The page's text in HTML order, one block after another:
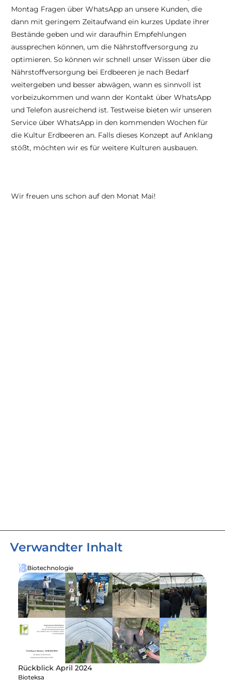
Montag Fragen über WhatsApp an unsere Kunden, die
dann mit geringem Zeitaufwand ein kurzes Update ihrer
Bestände geben und wir daraufhin Empfehlungen
aussprechen können, um die Nährstoffversorgung zu
optimieren. So können wir schnell unser Wissen über die
Nährstoffversorgung bei Erdbeeren je nach Bedarf
weitergeben und besser abwägen, wann es sinnvoll ist
vorbeizukommen und wann der Kontakt über WhatsApp
und Telefon ausreichend ist. Testweise bieten wir unseren
Service über WhatsApp in den kommenden Wochen für
die Kultur Erdbeeren an. Falls dieses Konzept auf Anklang
stößt, möchten wir es für weitere Kulturen ausbauen.
Wir freuen uns schon auf den Monat Mai!
Verwandter Inhalt
Biotechnologie
Rückblick April 2024
Bioteksa